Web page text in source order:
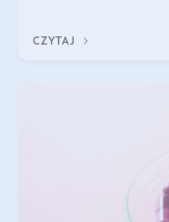
CZYTAJ